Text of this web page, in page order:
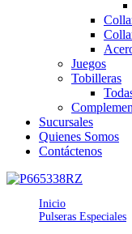
Juegos
Tobilleras
Sucursales
Quienes Somos
Contáctenos
Inicio
Pulseras Especiales